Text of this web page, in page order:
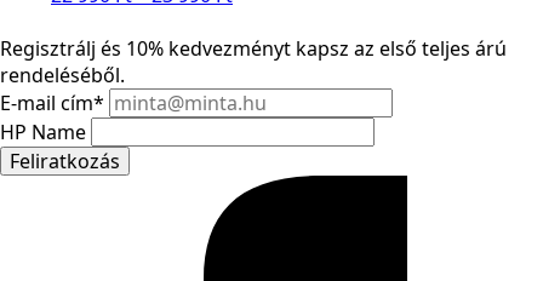
-
Regisztrálj és 10% kedvezményt kapsz az első teljes árú
rendeléséből.
E-mail cím*
HP Name
Feliratkozás